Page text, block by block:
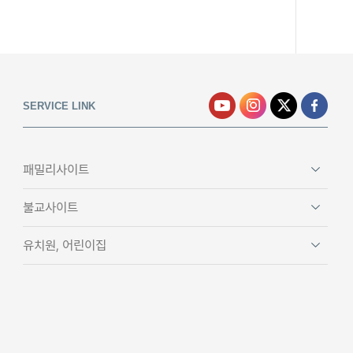
SERVICE LINK
패밀리사이트
불교사이트
유치원, 어린이집